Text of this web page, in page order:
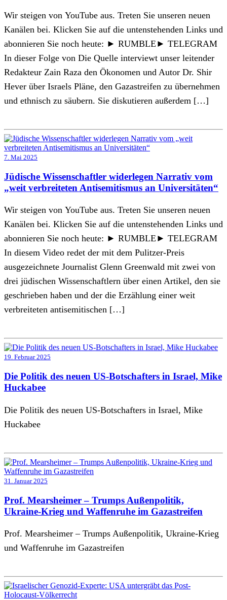
Wir steigen von YouTube aus. Treten Sie unseren neuen
Kanälen bei. Klicken Sie auf die untenstehenden Links und
abonnieren Sie noch heute: ► RUMBLE► TELEGRAM
In dieser Folge von Die Quelle interviewt unser leitender
Redakteur Zain Raza den Ökonomen und Autor Dr. Shir
Hever über Israels Pläne, den Gazastreifen zu übernehmen
und ethnisch zu säubern. Sie diskutieren außerdem […]
7. Mai 2025
Jüdische Wissenschaftler widerlegen Narrativ vom
„weit verbreiteten Antisemitismus an Universitäten“
Wir steigen von YouTube aus. Treten Sie unseren neuen
Kanälen bei. Klicken Sie auf die untenstehenden Links und
abonnieren Sie noch heute: ► RUMBLE► TELEGRAM
In diesem Video redet der mit dem Pulitzer-Preis
ausgezeichnete Journalist Glenn Greenwald mit zwei von
drei jüdischen Wissenschaftlern über einen Artikel, den sie
geschrieben haben und der die Erzählung einer weit
verbreiteten antisemitischen […]
19. Februar 2025
Die Politik des neuen US-Botschafters in Israel, Mike
Huckabee
Die Politik des neuen US-Botschafters in Israel, Mike
Huckabee
31. Januar 2025
Prof. Mearsheimer – Trumps Außenpolitik,
Ukraine-Krieg und Waffenruhe im Gazastreifen
Prof. Mearsheimer – Trumps Außenpolitik, Ukraine-Krieg
und Waffenruhe im Gazastreifen